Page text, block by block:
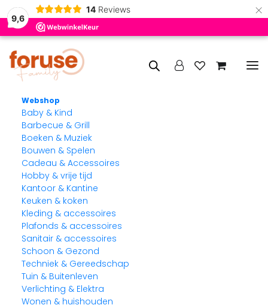
9,6
14 Reviews ×
Webshop
Baby & Kind
Barbecue & Grill
Boeken & Muziek
Bouwen & Spelen
Cadeau & Accessoires
Hobby & vrije tijd
Kantoor & Kantine
Keuken & koken
Kleding & accessoires
Plafonds & accessoires
Sanitair & accessoires
Schoon & Gezond
Techniek & Gereedschap
Tuin & Buitenleven
Verlichting & Elektra
Wonen & huishouden